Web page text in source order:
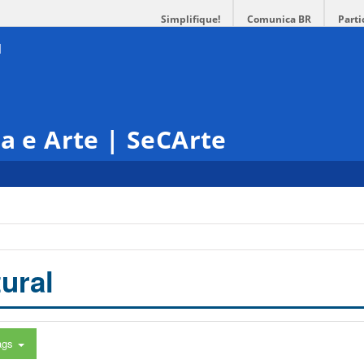
Simplifique! Comunica BR
e Arte | SeCArte